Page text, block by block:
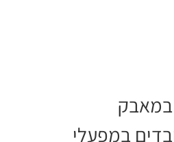
במאבק
במפעלי